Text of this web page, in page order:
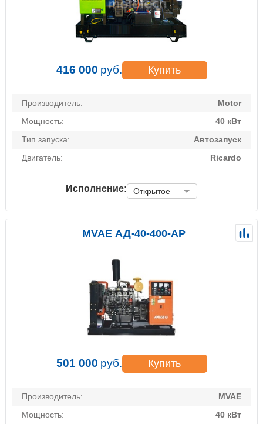
416 000 руб. Купить
Производитель:
Motor
Мощность:
40 кВт
Тип запуска:
Автозапуск
Двигатель:
Ricardo
Исполнение: Открытое
MVAE АД-40-400-АР
501 000 руб. Купить
Производитель:
MVAE
Мощность:
40 кВт